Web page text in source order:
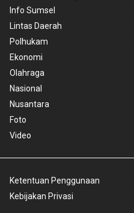
Info Sumsel
Lintas Daerah
Polhukam
Ekonomi
Olahraga
Nasional
Nusantara
Foto
Video
Ketentuan Penggunaan
Kebijakan Privasi